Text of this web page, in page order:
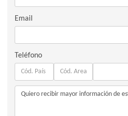
Email
Teléfono